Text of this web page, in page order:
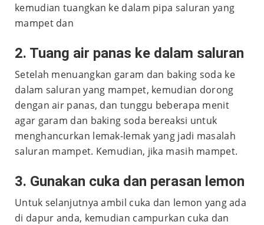
kemudian tuangkan ke dalam pipa saluran yang
mampet dan
2. Tuang air panas ke dalam saluran
Setelah menuangkan garam dan baking soda ke
dalam saluran yang mampet, kemudian dorong
dengan air panas, dan tunggu beberapa menit
agar garam dan baking soda bereaksi untuk
menghancurkan lemak-lemak yang jadi masalah
saluran mampet. Kemudian, jika masih mampet.
3. Gunakan cuka dan perasan lemon
Untuk selanjutnya ambil cuka dan lemon yang ada
di dapur anda, kemudian campurkan cuka dan